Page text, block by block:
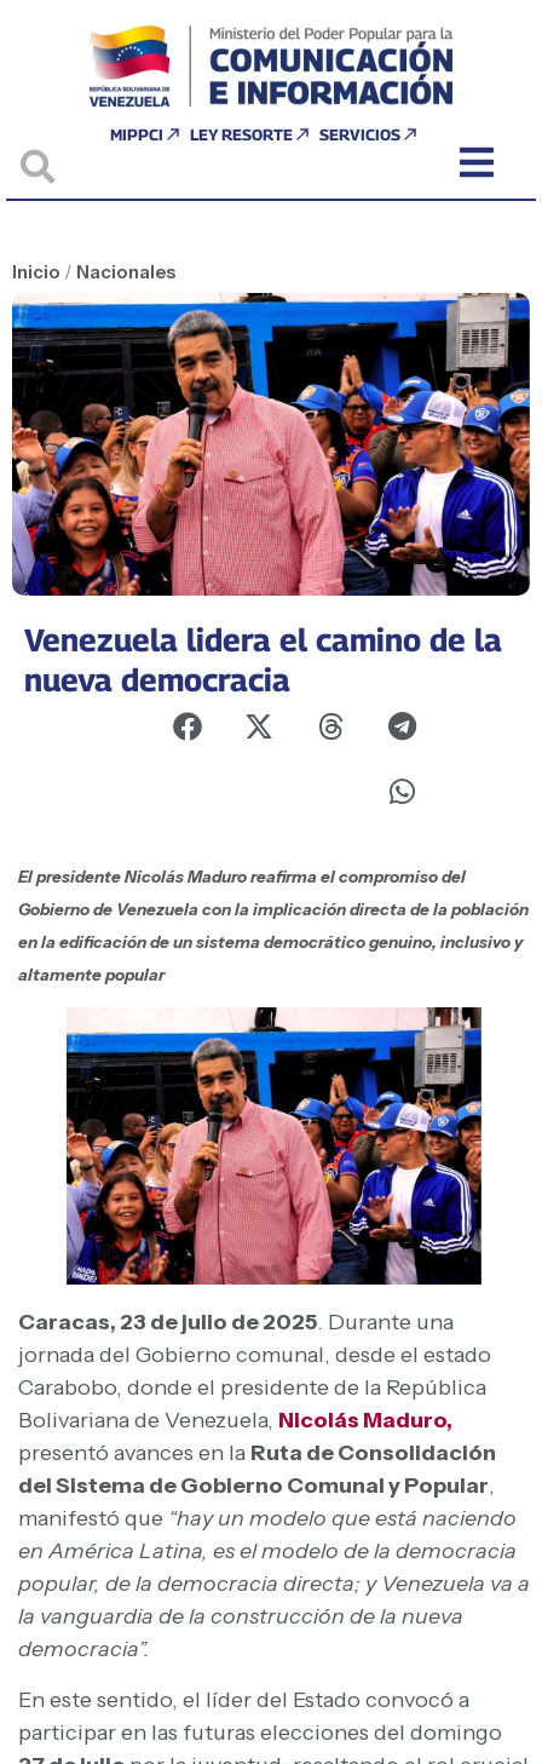
MIPPCI LEY RESORTE SERVICIOS
Inicio / Nacionales
Venezuela lidera el camino de la
nueva democracia
El presidente Nicolás Maduro reafirma el compromiso del
Gobierno de Venezuela con la implicación directa de la población
en la edificación de un sistema democrático genuino, inclusivo y
altamente popular
Caracas, 23 de julio de 2025. Durante una
jornada del Gobierno comunal, desde el estado
Carabobo, donde el presidente de la República
Bolivariana de Venezuela, Nicolás Maduro,
presentó avances en la Ruta de Consolidación
del Sistema de Gobierno Comunal y Popular,
manifestó que “hay un modelo que está naciendo
en América Latina, es el modelo de la democracia
popular, de la democracia directa; y Venezuela va a
la vanguardia de la construcción de la nueva
democracia”.
En este sentido, el líder del Estado convocó a
participar en las futuras elecciones del domingo